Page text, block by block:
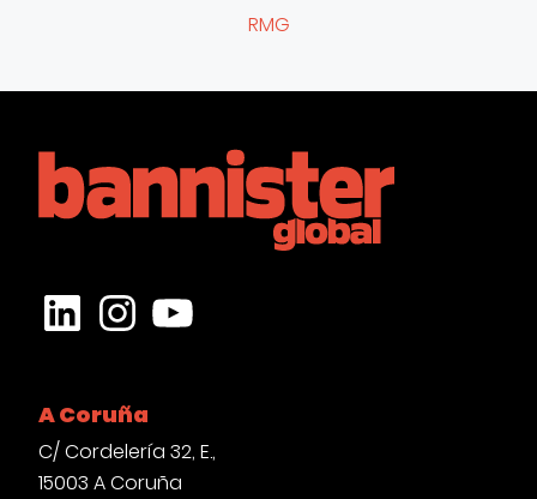
RMG
LinkedIn Instagram YouTube
A Coruña
C/ Cordelería 32, E.,
15003 A Coruña